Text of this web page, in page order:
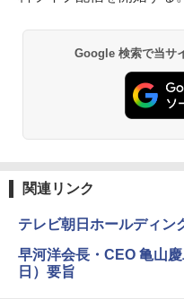
Google 検索で当サ
関連リンク
テレビ朝日ホールディン
早河洋会長・CEO 亀山
日）要旨